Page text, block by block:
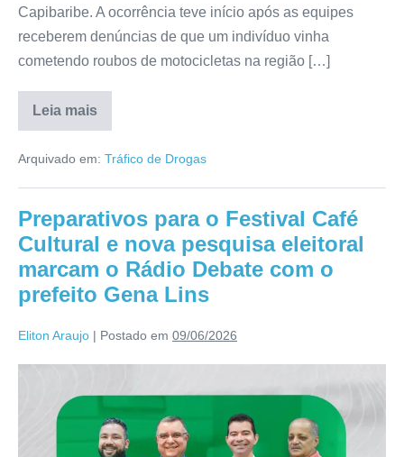
Capibaribe. A ocorrência teve início após as equipes
receberem denúncias de que um indivíduo vinha
cometendo roubos de motocicletas na região […]
Leia mais
Arquivado em: Tráfico de Drogas
Preparativos para o Festival Café
Cultural e nova pesquisa eleitoral
marcam o Rádio Debate com o
prefeito Gena Lins
Eliton Araujo | Postado em 09/06/2026